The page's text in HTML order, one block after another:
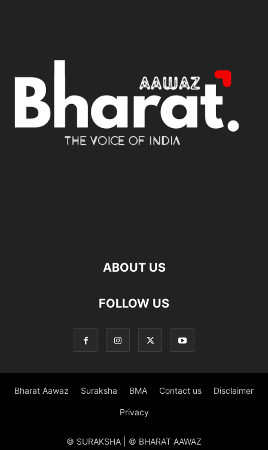
ABOUT US
FOLLOW US
Bharat Aawaz Suraksha BMA Contact us Disclaimer
Privacy
© SURAKSHA | © BHARAT AAWAZ